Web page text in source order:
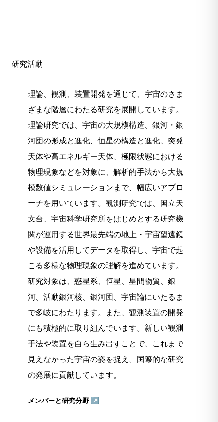
研究活動
理論、観測、装置開発を通じて、宇宙のさま
ざまな階層にわたる研究を展開しています。
理論研究では、宇宙の大規模構造、銀河・銀
河団の形成と進化、恒星の構造と進化、突発
天体や高エネルギー天体、極限状態における
物理現象などを対象に、解析的手法から大規
模数値シミュレーションまで、幅広いアプロ
ーチを用いています。観測研究では、国立天
文台、宇宙科学研究所をはじめとする研究機
関が運用する世界最先端の地上・宇宙望遠鏡
や設備を活用してデータを取得し、宇宙で起
こる多様な物理現象の理解を進めています。
研究対象は、惑星系、恒星、星間物質、銀
河、活動銀河核、銀河団、宇宙論にいたるま
で多岐にわたります。また、観測装置の開発
にも積極的に取り組んでいます。新しい観測
手法や装置を自ら生み出すことで、これまで
見えなかった宇宙の姿を捉え、国際的な研究
の発展に貢献しています。
メンバーと研究分野 ↗